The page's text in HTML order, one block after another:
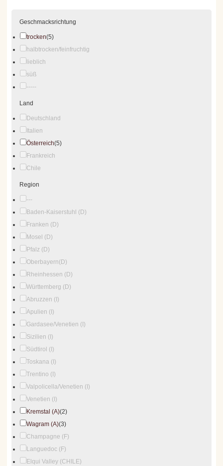
Geschmacksrichtung
trocken(5)
halbtrocken/feinfruchtig
lieblich
süß
-----
Land
Deutschland
Italien
Österreich(5)
Frankreich
Chile
Region
---
Baden-Kaiserstuhl (D)
Franken (D)
Mosel (D)
Pfalz (D)
Oberbayern(D)
Rheinhessen (D)
Württemberg (D)
Abruzzen (I)
Apulien (I)
Gardasee/Venetien (I)
Sizilien (I)
Südtirol (I)
Toskana (I)
Trentino (I)
Valpolicella/Venetien (I)
Venetien (I)
Kremstal (A)(2)
Wagram (A)(3)
Champagne (F)
Languedoc (F)
Elqui Valley (CHILE)